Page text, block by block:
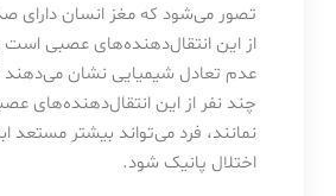
تصور می‌شود که مغز انسان دارای
از این انتقال‌دهنده‌های عصبی است
عدم تعادل شیمیایی نشان می‌دهند
چند نفر از این انتقال‌دهنده‌های
نمانند، فرد می‌تواند بیشتر مستعد
اختلال پانیک شود.